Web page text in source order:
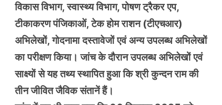
विकास विभाग, स्वास्थ्य विभाग, पोषण ट्रैकर एप,
टीकाकरण पंजिकाओं, टेक होम राशन (टीएचआर)
अभिलेखों, गोदनामा दस्तावेजों एवं अन्य उपलब्ध अभिलेखों
का परीक्षण किया। जांच के दौरान उपलब्ध अभिलेखों एवं
साक्ष्यों से यह तथ्य स्थापित हुआ कि श्री कुन्दन राम की
तीन जीवित जैविक संतानें हैं।